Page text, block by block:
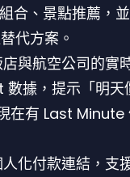
合、景點推薦，
代方案。
店與航空公司的實
據，提示「明天
在有 Last Minute
化付款連結，支